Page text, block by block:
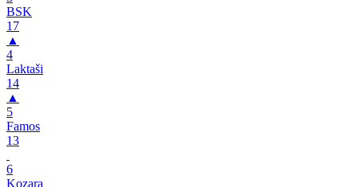
BSK
17
▲
4
Laktaši
14
▲
5
Famos
13
6
Kozara